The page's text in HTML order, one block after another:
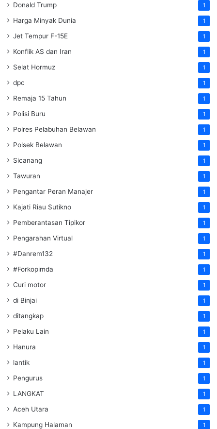
Donald Trump 1
Harga Minyak Dunia 1
Jet Tempur F-15E 1
Konflik AS dan Iran 1
Selat Hormuz 1
dpc 1
Remaja 15 Tahun 1
Polisi Buru 1
Polres Pelabuhan Belawan 1
Polsek Belawan 1
Sicanang 1
Tawuran 1
Pengantar Peran Manajer 1
Kajati Riau Sutikno 1
Pemberantasan Tipikor 1
Pengarahan Virtual 1
#Danrem132 1
#Forkopimda 1
Curi motor 1
di Binjai 1
ditangkap 1
Pelaku Lain 1
Hanura 1
lantik 1
Pengurus 1
LANGKAT 1
Aceh Utara 1
Kampung Halaman 1